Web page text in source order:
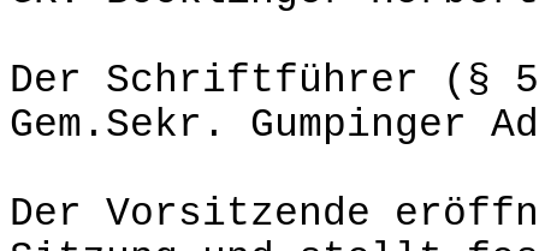
Der Schriftführer (§
Gem.Sekr. Gumpinger
Der Vorsitzende